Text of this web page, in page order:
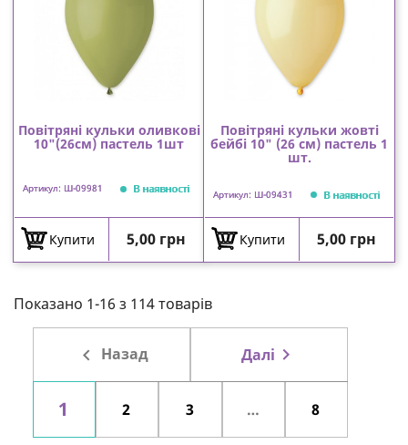
Повітряні кульки оливкові
10"(26см) пастель 1шт
Артикул: Ш-09981 В наявності
Купити Ціна
5,00 грн
Повітряні кульки жовті
бейбі 10" (26 см) пастель 1
шт.
Артикул: Ш-09431 В наявності
Купити Ціна
5,00 грн
Показано 1-16 з 114 товарів
 Назад
1 2 3 … 8
Далі 